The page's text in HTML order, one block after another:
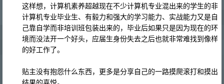
这样想，计算机素养超越现在不少计算机专业混出来的学生的非
计算机专业毕业生、有毅力和强大的学习能力、实战能力又是自
己靠自学而非培训班包装出来的，毕业后如果只是因为现在的环
境而没法开一个好头，应届生身份失去之后也就非常难找到像样
的好工作了。
贴主没有抱怨什么东西，更多是分享自己的一路摸爬滚打和摸出